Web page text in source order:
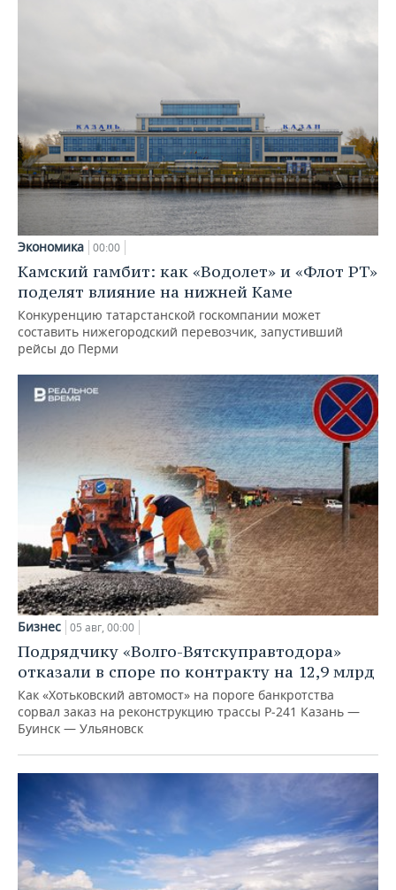
Экономика 00:00
Камский гамбит: как «Водолет» и «Флот РТ»
поделят влияние на нижней Каме
Конкуренцию татарстанской госкомпании может
составить нижегородский перевозчик, запустивший
рейсы до Перми
Бизнес 05 авг, 00:00
Подрядчику «Волго-Вятскуправтодора»
отказали в споре по контракту на 12,9 млрд
Как «Хотьковский автомост» на пороге банкротства
сорвал заказ на реконструкцию трассы Р‑241 Казань —
Буинск — Ульяновск